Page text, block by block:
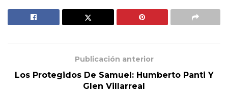
Publicación anterior
Los Protegidos De Samuel: Humberto Panti Y
Glen Villarreal